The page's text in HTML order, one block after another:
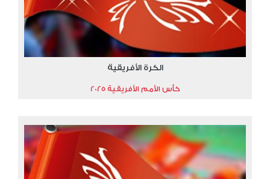
الكرة الأفريقية
كأس الأمم الأفريقية 2025